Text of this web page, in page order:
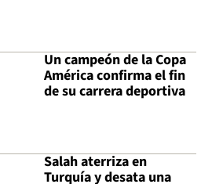
Un campeón de la Copa
América confirma el fin
de su carrera deportiva
Salah aterriza en
Turquía y desata una